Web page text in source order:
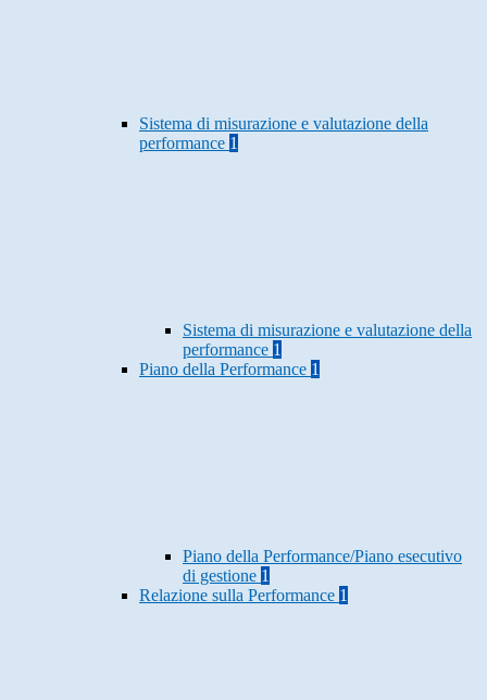
Sistema di misurazione e valutazione della
performance 1
Sistema di misurazione e valutazione della
performance 1
Piano della Performance 1
Piano della Performance/Piano esecutivo
di gestione 1
Relazione sulla Performance 1